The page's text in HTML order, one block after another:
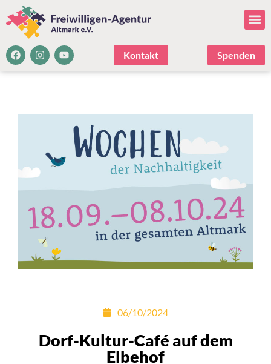
Kontakt Spenden
06/10/2024
Dorf-Kultur-Café auf dem
Elbehof